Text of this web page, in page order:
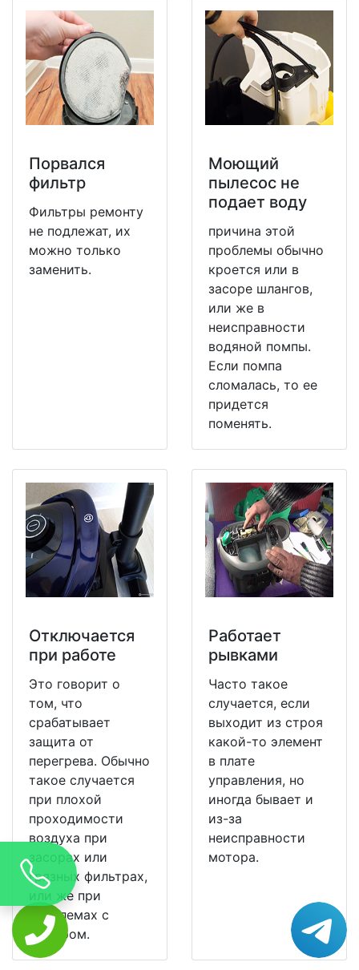
Порвался
фильтр
Фильтры ремонту
не подлежат, их
можно только
заменить.
Моющий
пылесос не
подает воду
причина этой
проблемы обычно
кроется или в
засоре шлангов,
или же в
неисправности
водяной помпы.
Если помпа
сломалась, то ее
придется
поменять.
Отключается
при работе
Это говорит о
том, что
срабатывает
защита от
перегрева. Обычно
такое случается
при плохой
проходимости
воздуха при
засорах или
грязных фильтрах,
или же при
проблемах с
мотором.
Работает
рывками
Часто такое
случается, если
выходит из строя
какой-то элемент
в плате
управления, но
иногда бывает и
из-за
неисправности
мотора.